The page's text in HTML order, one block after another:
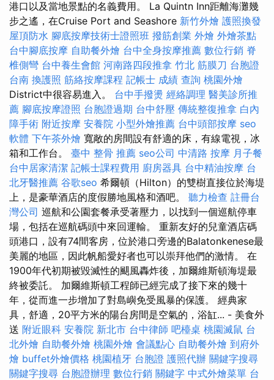
港口以及當地景點的名義費用。 La Quintn Inn距離海灘幾
步之遙，在Cruise Port and Seashore 新竹外燴 護照換發
屋頂防水 腳底按摩技術士證照班 撥筋創業 外燴 外燴茶點
台中腳底按摩 自助餐外燴 台中全身按摩推薦 數位行銷 脊
椎側彎 台中養生會館 河南路四段推拿 竹北 筋膜刀 台胞證
台南 換護照 筋絡按摩課程 記帳士 成績 查詢 桃園外燴
District中很容易進入。 台中手撥燙 經絡調理 醫美診所推
薦 腳底按摩證照 台胞證過期 台中舒壓 傳統整復推拿 白內
障手術 附近按摩 安養院 小型外燴推薦 台中頭部按摩 seo
軟體 下午茶外燴 寬敞的房間設有舒適的床，有線電視，冰
箱和工作台。 臺中 整骨 推薦 seo公司 中清路 按摩 月子餐
台中居家清潔 記帳士課程費用 廚房器具 台中精油按摩 台
北牙醫推薦 谷歌seo 希爾頓（Hilton）的雙樹直接位於海堤
上，是豪華酒店的度假勝地風格和酒吧。 聽力檢查 註冊台
灣公司 巡航和公園套餐承受著壓力，以找到一個巡航停車
場，包括在巡航碼頭中來回運輸。 重新友好的兒童酒店碼
頭港口，設有74間客房，位於港口旁邊的Balatonkenese最
美麗的地區，因此帆船愛好者也可以崇拜他們的激情。 在
1900年代初期被毀滅性的颶風轟炸後，加爾維斯頓海堤最
終被委託。 加爾維斯頓工程師已經完成了接下來的幾十
年，從而進一步增加了對島嶼免受風暴的保護。 經典家
具，舒適，20平方米的陽台房間是空氣的，浴缸... - 美食外
送 附近眼科 安養院 新北市 台中律師 吧檯桌 桃園滅鼠 台
北外燴 自助餐外燴 桃園外燴 會議點心 自助餐外燴 到府外
燴 buffet外燴價格 桃園植牙 台胞證 護照代辦 關鍵字搜尋
關鍵字搜尋 台胞證辦理 數位行銷 關鍵字 中式外燴菜單 台